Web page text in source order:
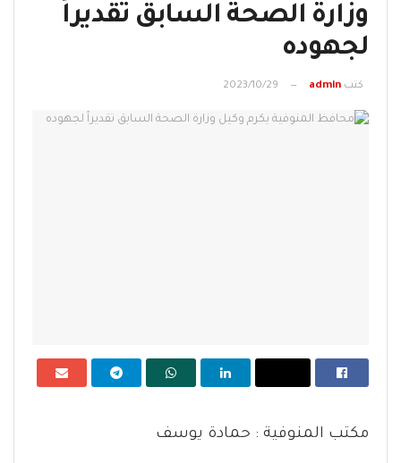
وزارة الصحة السابق تقديراً
لجهوده
كتب admin
2023/10/29
مكتب المنوفية : حمادة يوسف